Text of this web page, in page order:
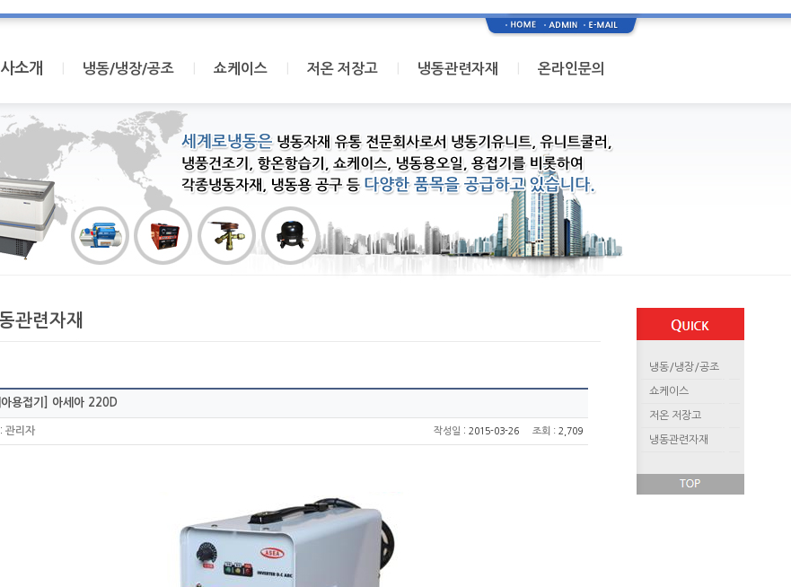
소개 냉동/냉장/공조 쇼케이스 저온 저장고 냉동관련자재 온라인문의
관련자재
용접기] 아세아 220D
관리자 작성일 : 2015-03-26 조회 : 2,709
냉동/냉장/공조
쇼케이스
저온 저장고
냉동관련자재